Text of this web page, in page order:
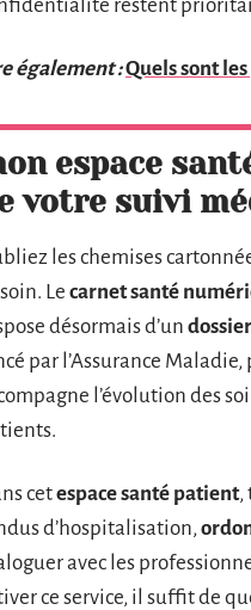
restent
également :Quels sont
espace
votre suivi
les chemises
Le carnet santé
désormais d’un
par l’Assurance
l’évolution des
cetespace santé patient,
d’hospitalisation,
avec les
ce service, il suffit de